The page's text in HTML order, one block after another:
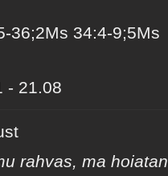
36;2Ms 34:4-9;5Ms
- 21.08
rahvas, ma hoiatan